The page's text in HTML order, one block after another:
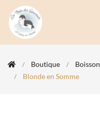
Boutique Boisson
Blonde en Somme